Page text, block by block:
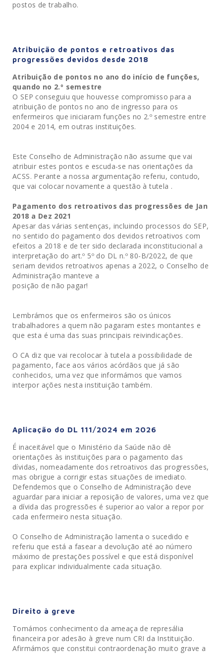
postos de trabalho.
Atribuição de pontos e retroativos das
progressões devidos desde 2018
Atribuição de pontos no ano do início de funções,
quando no 2.º semestre
O SEP conseguiu que houvesse compromisso para a
atribuição de pontos no ano de ingresso para os
enfermeiros que iniciaram funções no 2.º semestre entre
2004 e 2014, em outras instituições.
Este Conselho de Administração não assume que vai
atribuir estes pontos e escuda-se nas orientações da
ACSS. Perante a nossa argumentação referiu, contudo,
que vai colocar novamente a questão à tutela .
Pagamento dos retroativos das progressões de Jan
2018 a Dez 2021
Apesar das várias sentenças, incluindo processos do SEP,
no sentido do pagamento dos devidos retroativos com
efeitos a 2018 e de ter sido declarada inconstitucional a
interpretação do art.º 5º do DL n.º 80-B/2022, de que
seriam devidos retroativos apenas a 2022, o Conselho de
Administração manteve a
posição de não pagar!
Lembrámos que os enfermeiros são os únicos
trabalhadores a quem não pagaram estes montantes e
que esta é uma das suas principais reivindicações.
O CA diz que vai recolocar à tutela a possibilidade de
pagamento, face aos vários acórdãos que já são
conhecidos, uma vez que informámos que vamos
interpor ações nesta instituição também.
Aplicação do DL 111/2024 em 2026
É inaceitável que o Ministério da Saúde não dê
orientações às instituições para o pagamento das
dívidas, nomeadamente dos retroativos das progressões,
mas obrigue a corrigir estas situações de imediato.
Defendemos que o Conselho de Administração deve
aguardar para iniciar a reposição de valores, uma vez que
a dívida das progressões é superior ao valor a repor por
cada enfermeiro nesta situação.
O Conselho de Administração lamenta o sucedido e
referiu que está a fasear a devolução até ao número
máximo de prestações possível e que está disponível
para explicar individualmente cada situação.
Direito à greve
Tomámos conhecimento da ameaça de represália
financeira por adesão à greve num CRI da Instituição.
Afirmámos que constitui contraordenação muito grave a